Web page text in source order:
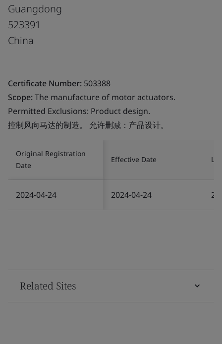
Guangdong
523391
China
Certificate Number: 503388
Scope:The manufacture of motor actuators.
Permitted Exclusions: Product design.
控制风向马达的制造。 允许删减：产品设计。
Original Registration
Date
Effective Date
2024-04-24 2024-04-24
Related Sites